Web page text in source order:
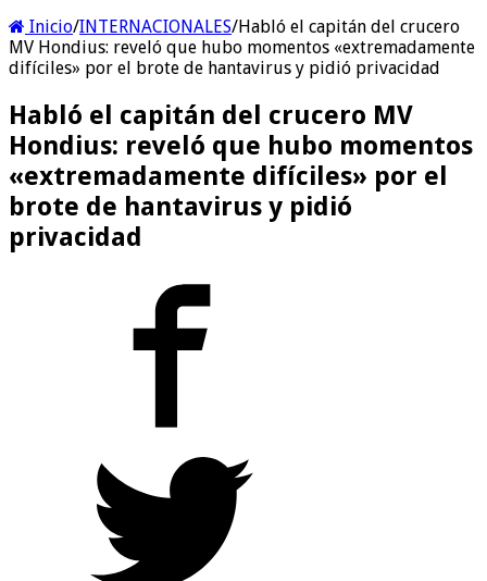
Inicio/INTERNACIONALES/Habló el capitán del crucero
MV Hondius: reveló que hubo momentos «extremadamente
difíciles» por el brote de hantavirus y pidió privacidad
Habló el capitán del crucero MV
Hondius: reveló que hubo momentos
«extremadamente difíciles» por el
brote de hantavirus y pidió
privacidad